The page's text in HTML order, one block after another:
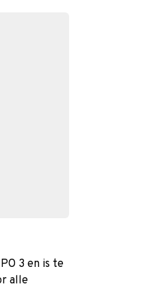
3 en is te
alle